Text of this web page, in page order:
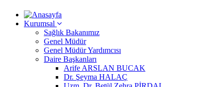
Kurumsal
Sağlık Bakanımız
Genel Müdür
Genel Müdür Yardımcısı
Daire Başkanları
Arife ARSLAN BUCAK
Dr. Şeyma HALAÇ